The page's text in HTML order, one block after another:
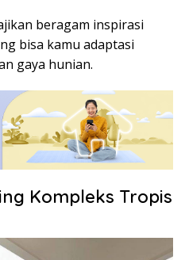
beragam inspirasi
bisa kamu adaptasi
gaya hunian.
Kompleks Tropis